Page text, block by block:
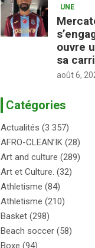
UNE
ouvre
sa
août 6,
Catégories
Actualités (3 357)
AFRO-CLEAN’IK (28)
Art and culture (289)
Art et Culture. (32)
Athletisme (84)
Athletisme (210)
Basket (298)
Beach soccer (58)
Boxe (94)